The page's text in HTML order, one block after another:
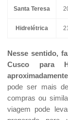
Santa Teresa
Hidrelétrica
Nesse sentido,
Cusco para
pode ser mais
compras ou
viagem pode